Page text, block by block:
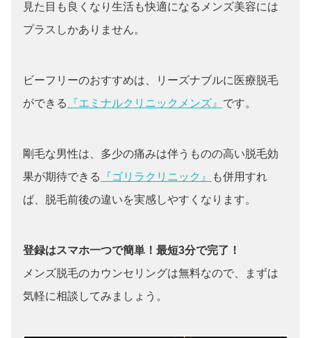
見た目も良くなり生活も快適になるメンズ美容には
プラスしかありません。
ビーフリーのおすすめは、リーズナブルに医療脱毛
ができる 『エミナルクリニックメンズ』 です。
剛毛な男性は、多少の痛みは伴うものの高い脱毛効
果が期待できる 『ゴリラクリニック』
も併用すれ
ば、脱毛前後の違いを実感しやすくなります。
登録はスマホ一つで簡単！最短3分で完了！
メンズ脱毛のカウンセリングは無料なので、まずは
気軽に相談してみましょう。